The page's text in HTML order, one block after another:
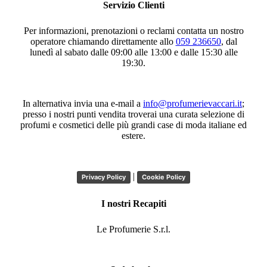
Servizio Clienti
Per informazioni, prenotazioni o reclami contatta un nostro
operatore chiamando direttamente allo 059 236650, dal
lunedì al sabato dalle 09:00 alle 13:00 e dalle 15:30 alle
19:30.
In alternativa invia una e-mail a info@profumerievaccari.it;
presso i nostri punti vendita troverai una curata selezione di
profumi e cosmetici delle più grandi case di moda italiane ed
estere.
Privacy Policy | Cookie Policy
I nostri Recapiti
Le Profumerie S.r.l.